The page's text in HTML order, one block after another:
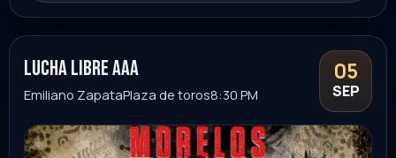
Ver evento